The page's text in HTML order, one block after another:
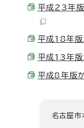
平成23年
平成18年
平成13年
平成8年版
名古屋市